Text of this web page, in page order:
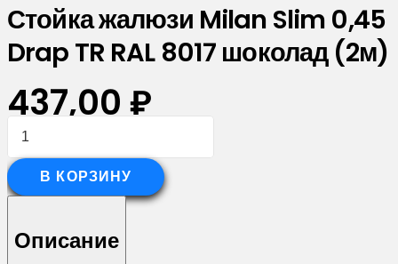
Стойка жалюзи Milan Slim 0,45
Drap TR RAL 8017 шоколад (2м)
437,00 ₽
Количество
Стойка
жалюзи
Slim
В КОРЗИНУ
Описание